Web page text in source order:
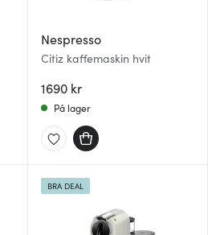
Nespresso
Citiz kaffemaskin hvit
1690 kr
På lager
BRA DEAL